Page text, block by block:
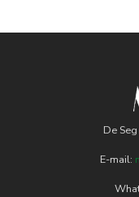
De
E-mail: